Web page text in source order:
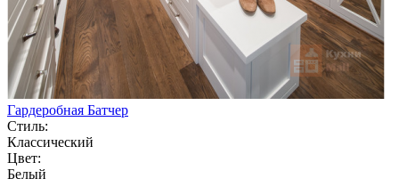
Гардеробная Батчер
Стиль:
Классический
Цвет:
Белый